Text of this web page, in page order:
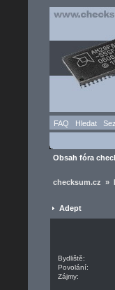
FAQ Hledat
Obsah fóra
checksum.cz »
Adept
Bydliště:
Povolání:
Zájmy: